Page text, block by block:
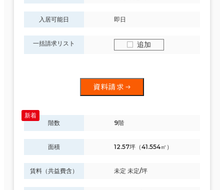
入居可能日 即日
一括請求リスト 追加
資料請求
階数 9階
面積 12.57坪（41.554㎡）
賃料（共益費含） 未定 未定/坪